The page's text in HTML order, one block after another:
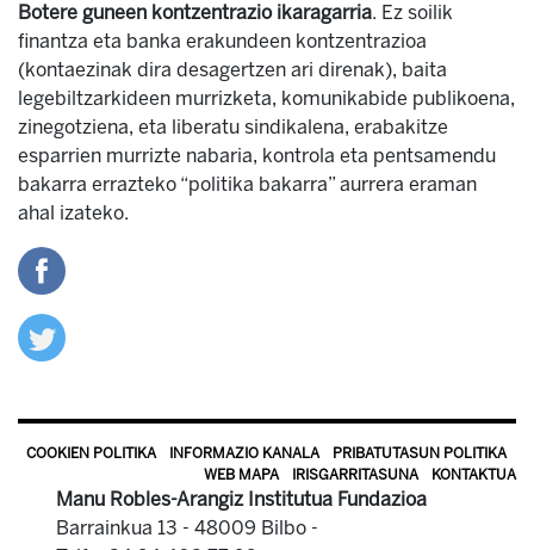
Botere guneen kontzentrazio ikaragarria. Ez soilik
finantza eta banka erakundeen kontzentrazioa
(kontaezinak dira desagertzen ari direnak), baita
legebiltzarkideen murrizketa, komunikabide publikoena,
zinegotziena, eta liberatu sindikalena, erabakitze
esparrien murrizte nabaria, kontrola eta pentsamendu
bakarra errazteko “politika bakarra” aurrera eraman
ahal izateko.
COOKIEN POLITIKA INFORMAZIO KANALA
PRIBATUTASUN POLITIKA
WEB MAPA
IRISGARRITASUNA KONTAKTUA
Manu Robles-Arangiz Institutua Fundazioa
Barrainkua 13 - 48009 Bilbo -